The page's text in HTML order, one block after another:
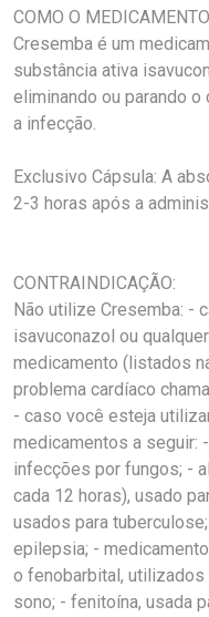
COMO O
Cresemba é um
substância ativa
eliminando ou parando
a infecção.
Exclusivo Cápsula: A
2-3 horas após a
CONTRAINDICAÇÃO:
Não utilize Cresemba: -
isavuconazol ou
medicamento (listados
problema cardíaco
- caso você esteja
medicamentos a seguir:
infecções por fungos; -
cada 12 horas), usado
usados para
epilepsia; -
o fenobarbital,
sono; - fenitoína, usada